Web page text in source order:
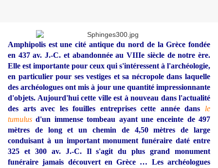
Amphipolis est une cité antique du nord de la Grèce fondée
en 437 av. J.-C. et abandonnée au VIIIe siècle de notre ère.
Elle est importante pour ceux qui s'intéressent à l'archéologie,
en particulier pour ses vestiges etsa nécropole dans laquelle
des archéologues ont mis à jour une quantité impressionnante
d'objets. Aujourd'hui cette ville est à nouveau dans l'actualité
des arts avec les fouilles entreprises cette année dans le
tumulus d'un immense tombeau ayant une enceinte de 497
mètres de long et un chemin de 4,50 mètres de large
conduisant à un important monument funéraire daté entre
325 et 300 av. J.-C. Il s'agit du plus grand monument
funéraire jamais découvert en Grèce … Les archéologues